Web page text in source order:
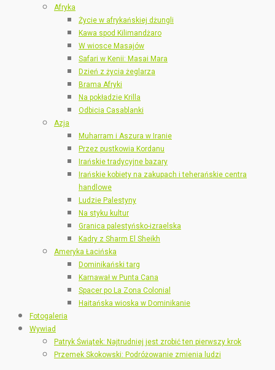
Afryka
Życie w afrykańskiej dżungli
Kawa spod Kilimandżaro
W wiosce Masajów
Safari w Kenii: Masai Mara
Dzień z życia żeglarza
Brama Afryki
Na pokładzie Krilla
Odbicia Casablanki
Azja
Muharram i Aszura w Iranie
Przez pustkowia Kordanu
Irańskie tradycyjne bazary
Irańskie kobiety na zakupach i teherańskie centra
handlowe
Ludzie Palestyny
Na styku kultur
Granica palestyńsko-izraelska
Kadry z Sharm El Sheikh
Ameryka Łacińska
Dominikański targ
Karnawał w Punta Cana
Spacer po La Zona Colonial
Haitańska wioska w Dominikanie
Fotogaleria
Wywiad
Patryk Świątek: Najtrudniej jest zrobić ten pierwszy krok
Przemek Skokowski: Podróżowanie zmienia ludzi